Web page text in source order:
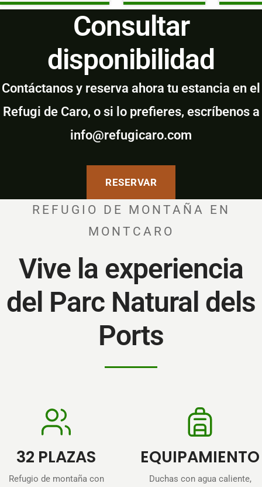
Consultar
disponibilidad
Contáctanos y reserva ahora tu estancia en el
Refugi de Caro, o si lo prefieres, escríbenos a
info@refugicaro.com
RESERVAR
REFUGIO DE MONTAÑA EN
MONTCARO
Vive la experiencia
del Parc Natural dels
Ports
32 PLAZAS
Refugio de montaña con
EQUIPAMIENTO
Duchas con agua caliente,